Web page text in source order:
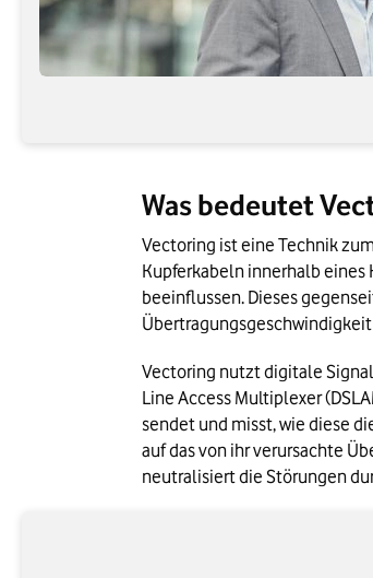
Was bedeutet
Vectoring ist eine Technik
Kupferkabeln innerhalb
beeinflussen. Dieses
Vectoring nutzt digitale
Line Access Multiplexer
sendet und misst, wie diese
auf das von ihr verursachte
neutralisiert die Störungen